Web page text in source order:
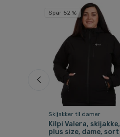
Spar 52 %
Skijakker til damer
Kilpi Valera, skijakke,
plus size, dame, sort